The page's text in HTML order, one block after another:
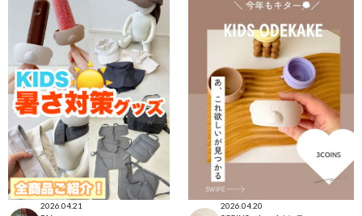
2026.04.21
2026.04.20